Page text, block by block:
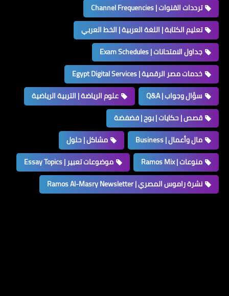
ترددات القنوات | Channel Frequencies
تعليم الكتابة | اللغة العربية | الخط العربي
جداول الامتحانات | Exam Schedules
خدمات مصر الرقمية | Egypt Digital Services
سؤال وجواب | Q&A
علوم الرياضة | التربية الرياضية
قصص | حكايات | بوح | فضفضة
مال وأعمال | Business
مشاكل | حلول
منوعات | Ramos Mix
موضوعات تعبير | Essay Topics
نشرة راموس المصري | Ramos Al-Masry Newsletter